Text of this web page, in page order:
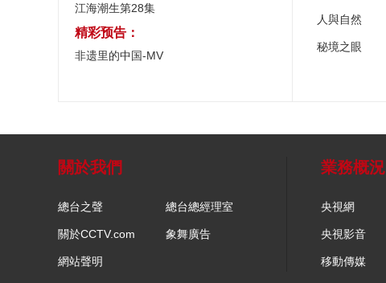
江海潮生第28集
精彩预告：
非遗里的中国-MV
人與自然
秘境之眼
關於我們
總台之聲 總台總經理室
關於CCTV.com 象舞廣告
網站聲明
業務概況
央視網
央視影音
移動傳媒